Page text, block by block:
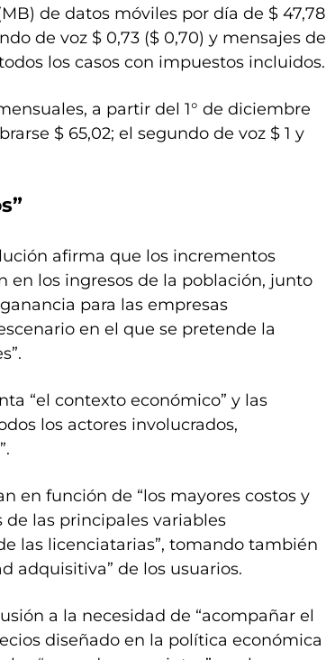
de datos móviles por día de $ 47,78
de voz $ 0,73 ($ 0,70) y mensajes de
los casos con impuestos incluidos.
a partir del 1° de diciembre
$ 65,02; el segundo de voz $ 1 y
afirma que los incrementos
en los ingresos de la población, junto
para las empresas
en el que se pretende la
“el contexto económico” y las
los actores involucrados,
en función de “los mayores costos y
las principales variables
las licenciatarias”, tomando también
adquisitiva” de los usuarios.
a la necesidad de “acompañar el
diseñado en la política económica